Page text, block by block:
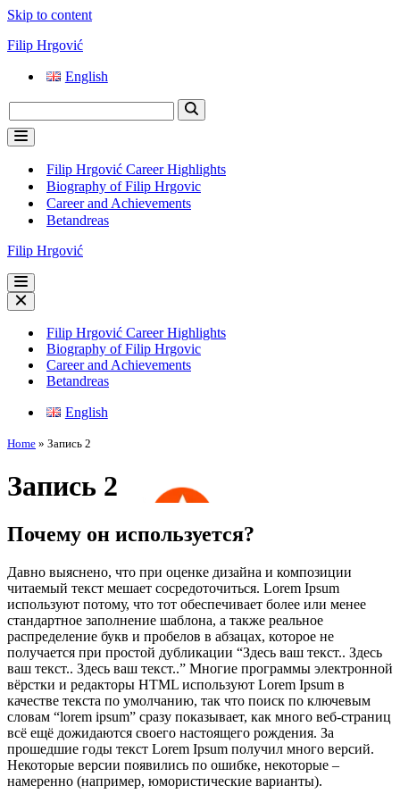
Skip to content
Filip Hrgović
English
Search
for...
Navigation
MenuFilip Hrgović Career Highlights
Biography of Filip Hrgovic
Career and Achievements
Betandreas
Filip Hrgović
Navigation
Menu
Navigation
MenuFilip Hrgović Career Highlights
Biography of Filip Hrgovic
Career and Achievements
Betandreas
English
Home » Запись 2
Запись 2
Почему он используется?
Давно выяснено, что при оценке дизайна и композиции
читаемый текст мешает сосредоточиться. Lorem Ipsum
используют потому, что тот обеспечивает более или менее
стандартное заполнение шаблона, а также реальное
распределение букв и пробелов в абзацах, которое не
получается при простой дубликации “Здесь ваш текст.. Здесь
ваш текст.. Здесь ваш текст..” Многие программы электронной
вёрстки и редакторы HTML используют Lorem Ipsum в
качестве текста по умолчанию, так что поиск по ключевым
словам “lorem ipsum” сразу показывает, как много веб-страниц
всё ещё дожидаются своего настоящего рождения. За
прошедшие годы текст Lorem Ipsum получил много версий.
Некоторые версии появились по ошибке, некоторые –
намеренно (например, юмористические варианты).